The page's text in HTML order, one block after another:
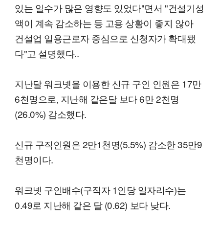
있는 일수가 많은 영향도 있었다"면서 "건설기성
액이 계속 감소하는 등 고용 상황이 좋지 않아
건설업 일용근로자 중심으로 신청자가 확대됐
다"고 설명했다..
지난달 워크넷을 이용한 신규 구인 인원은 17만
6천명으로, 지난해 같은달 보다 6만 2천명
(26.0%) 감소했다.
신규 구직인원은 2만1천명(5.5%) 감소한 35만9
천명이다.
워크넷 구인배수(구직자 1인당 일자리수)는
0.49로 지난해 같은 달 (0.62) 보다 낮다.